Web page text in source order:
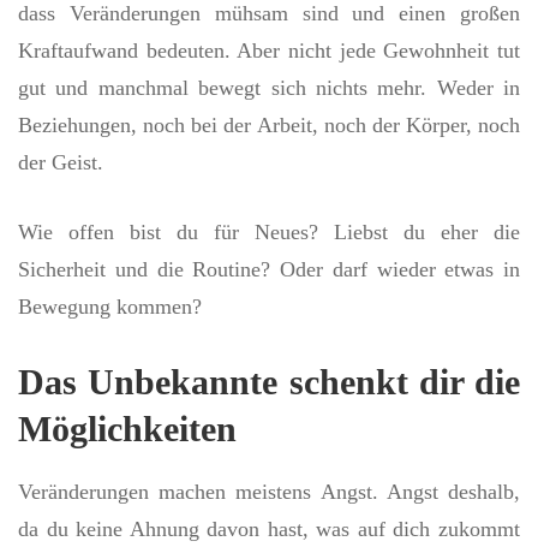
dass Veränderungen mühsam sind und einen großen
Kraftaufwand bedeuten. Aber nicht jede Gewohnheit tut
gut und manchmal bewegt sich nichts mehr. Weder in
Beziehungen, noch bei der Arbeit, noch der Körper, noch
der Geist.
Wie offen bist du für Neues? Liebst du eher die
Sicherheit und die Routine? Oder darf wieder etwas in
Bewegung kommen?
Das Unbekannte schenkt dir die
Möglichkeiten
Veränderungen machen meistens Angst. Angst deshalb,
da du keine Ahnung davon hast, was auf dich zukommt